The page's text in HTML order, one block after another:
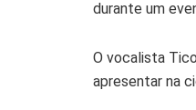
durante um
O vocalista
apresentar na